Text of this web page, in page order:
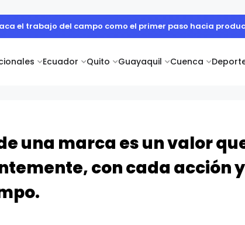
Ecuador Quito Guayaquil Cuenca
reunió a cuerpo diplomático y artistas nacionales en la
una marca es un valor
con cada acción